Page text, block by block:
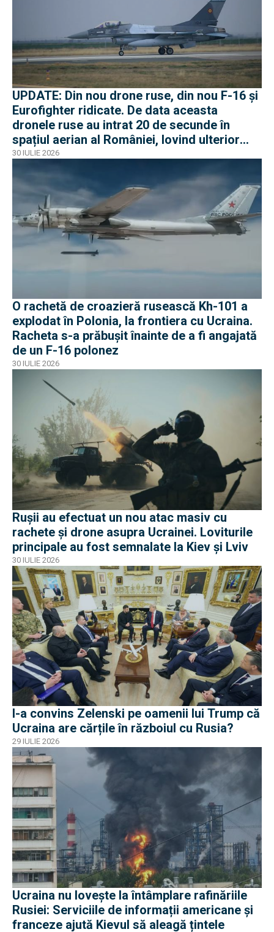
UPDATE: Din nou drone ruse, din nou F-16 și
Eurofighter ridicate. De data aceasta
dronele ruse au intrat 20 de secunde în
spațiul aerian al României, lovind ulterior
Ucraina
30 IULIE 2026
O rachetă de croazieră rusească Kh-101 a
explodat în Polonia, la frontiera cu Ucraina.
Racheta s-a prăbușit înainte de a fi angajată
de un F-16 polonez
30 IULIE 2026
Rușii au efectuat un nou atac masiv cu
rachete și drone asupra Ucrainei. Loviturile
principale au fost semnalate la Kiev și Lviv
30 IULIE 2026
I-a convins Zelenski pe oamenii lui Trump că
Ucraina are cărțile în războiul cu Rusia?
29 IULIE 2026
Ucraina nu lovește la întâmplare rafinăriile
Rusiei: Serviciile de informații americane și
franceze ajută Kievul să aleagă țintele